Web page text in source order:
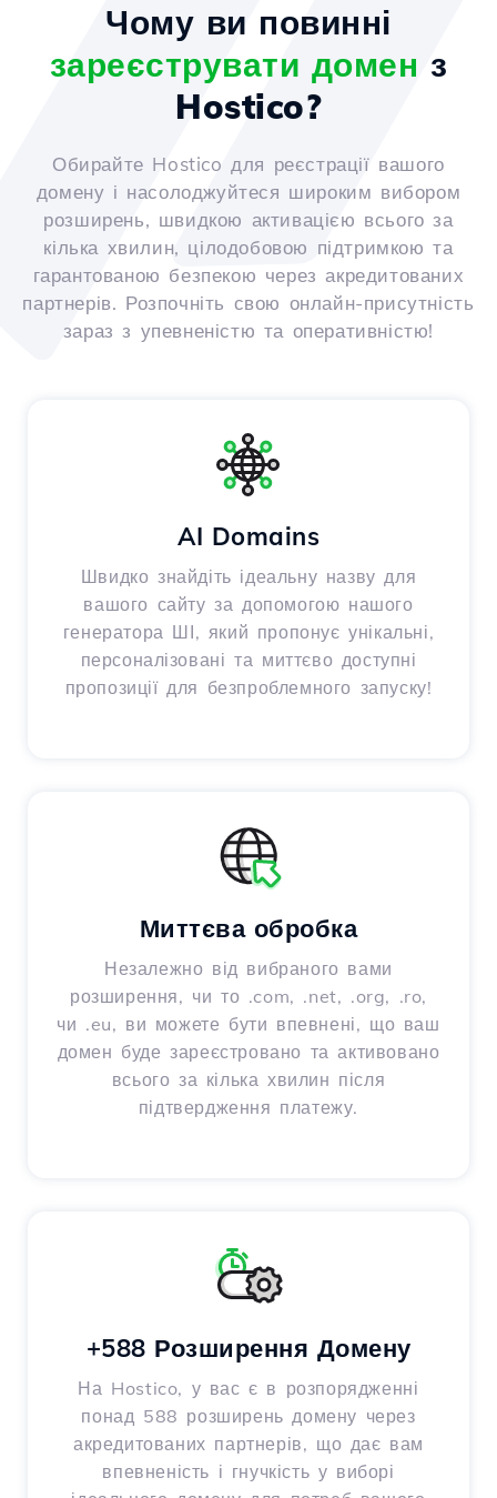
Чому ви повинні
зареєструвати домен з
Hostico?
Обирайте Hostico для реєстрації вашого
домену і насолоджуйтеся широким вибором
розширень, швидкою активацією всього за
кілька хвилин, цілодобовою підтримкою та
гарантованою безпекою через акредитованих
партнерів. Розпочніть свою онлайн-присутність
зараз з упевненістю та оперативністю!
AI Domains
Швидко знайдіть ідеальну назву для
вашого сайту за допомогою нашого
генератора ШІ, який пропонує унікальні,
персоналізовані та миттєво доступні
пропозиції для безпроблемного запуску!
Миттєва обробка
Незалежно від вибраного вами
розширення, чи то .com, .net, .org, .ro,
чи .eu, ви можете бути впевнені, що ваш
домен буде зареєстровано та активовано
всього за кілька хвилин після
підтвердження платежу.
+588 Розширення Домену
На Hostico, у вас є в розпорядженні
понад 588 розширень домену через
акредитованих партнерів, що дає вам
впевненість і гнучкість у виборі